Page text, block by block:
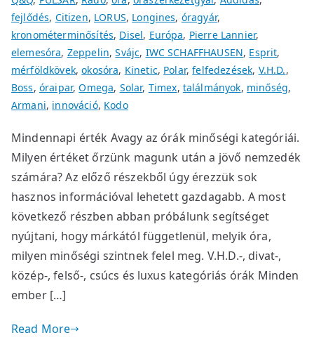
fejlődés, Citizen, LORUS, Longines, óragyár,
kronométerminősítés, Disel, Európa, Pierre Lannier,
elemesóra, Zeppelin,Svájc, IWC SCHAFFHAUSEN, Esprit,
mérföldkövek,okosóra, Kinetic, Polar,felfedezések, V.H.D.,
Boss, óraipar,Omega, Solar, Timex, találmányok, minőség,
Armani, innováció, Kodo
Mindennapi érték Avagy az órák minőségi kategóriái.
Milyen értéket őrzünk magunk után a jövő nemzedék
számára? Az előző részekből úgy érezzük sok
hasznos információval lehetett gazdagabb. A most
következő részben abban próbálunk segítséget
nyújtani, hogy márkától függetlenül, melyik óra,
milyen minőségi szintnek felel meg. V.H.D.-, divat-,
közép-, felső-, csúcs és luxus kategóriás órák Minden
ember […]
Read More